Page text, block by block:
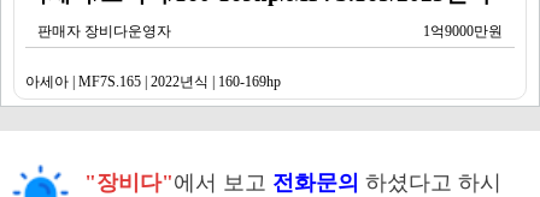
판매자 장비다운영자 1억9000만원
아세아 | MF7S.165 | 2022년식 | 160-169hp
"장비다"에서 보고 전화문의 하셨다고 하시